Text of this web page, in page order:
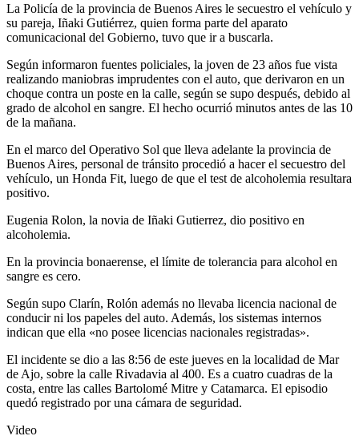
La Policía de la provincia de Buenos Aires le secuestro el vehículo y
su pareja, Iñaki Gutiérrez, quien forma parte del aparato
comunicacional del Gobierno, tuvo que ir a buscarla.
Según informaron fuentes policiales, la joven de 23 años fue vista
realizando maniobras imprudentes con el auto, que derivaron en un
choque contra un poste en la calle, según se supo después, debido al
grado de alcohol en sangre. El hecho ocurrió minutos antes de las 10
de la mañana.
En el marco del Operativo Sol que lleva adelante la provincia de
Buenos Aires, personal de tránsito procedió a hacer el secuestro del
vehículo, un Honda Fit, luego de que el test de alcoholemia resultara
positivo.
Eugenia Rolon, la novia de Iñaki Gutierrez, dio positivo en
alcoholemia.
En la provincia bonaerense, el límite de tolerancia para alcohol en
sangre es cero.
Según supo Clarín, Rolón además no llevaba licencia nacional de
conducir ni los papeles del auto. Además, los sistemas internos
indican que ella «no posee licencias nacionales registradas».
El incidente se dio a las 8:56 de este jueves en la localidad de Mar
de Ajo, sobre la calle Rivadavia al 400. Es a cuatro cuadras de la
costa, entre las calles Bartolomé Mitre y Catamarca. El episodio
quedó registrado por una cámara de seguridad.
Video